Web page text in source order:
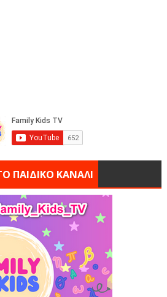
ΠΑΙΔΙΚΟ ΚΑΝΑΛΙ